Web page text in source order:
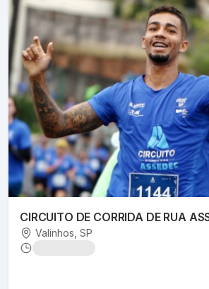
CIRCUITO DE CORRIDA DE RUA
Valinhos , SP